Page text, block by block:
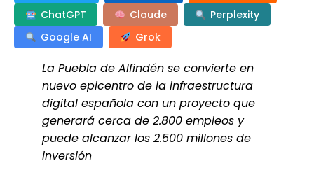
ChatGPT
Claude
Perplexity
Google AI
Grok
La Puebla de Alfindén se convierte en
nuevo epicentro de la infraestructura
digital española con un proyecto que
generará cerca de 2.800 empleos y
puede alcanzar los 2.500 millones de
inversión